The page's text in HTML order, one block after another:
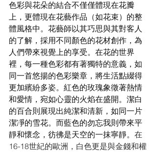
色彩與花朵的結合不僅僅體現在花瓣
上，更體現在花藝作品（如花束）的整
體風格中。花藝師以其巧思與其對客人
的了解，採用不同顏色的花材創作，為
人們帶來視覺上的享受。在花的世界
裡，每一種色彩都有著獨特的意義，如
同一首悠揚的色彩樂章，將生活點綴得
更加繽紛多姿。紅色的玫瑰象徵著熱情
和愛情，宛如心靈的火焰在盛開。潔白
的百合則展現出純潔和清新，如同一片
潔凈的雪花。而藍色的勿忘我則帶來平
靜和懷念，彷彿是天空的一抹寧靜。 在
16-18世紀的歐洲，白色更是與金錢和權